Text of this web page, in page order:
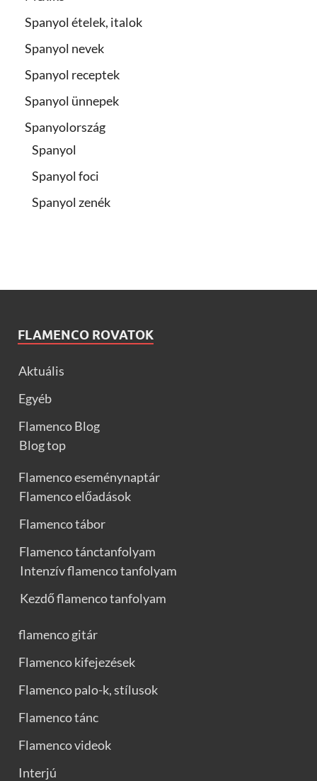
Spanyol ételek, italok
Spanyol nevek
Spanyol receptek
Spanyol ünnepek
Spanyolország
Spanyol
Spanyol foci
Spanyol zenék
FLAMENCO ROVATOK
Aktuális
Egyéb
Flamenco Blog
Blog top
Flamenco eseménynaptár
Flamenco előadások
Flamenco tábor
Flamenco tánctanfolyam
Intenzív flamenco tanfolyam
Kezdő flamenco tanfolyam
flamenco gitár
Flamenco kifejezések
Flamenco palo-k, stílusok
Flamenco tánc
Flamenco videok
Interjú